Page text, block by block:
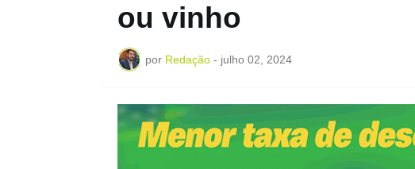
ou vinho
por Redação - julho 02, 2024